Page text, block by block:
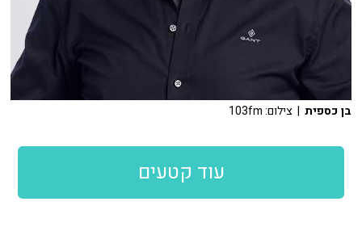
בן כספית | צילום: 103fm
עוד קטעים